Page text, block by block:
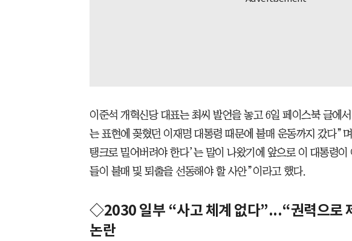
이준석 개혁신당 대표는 최씨 발언을 놓고 6일 페이스북 글에
는 표현에 꽂혔던 이재명 대통령 때문에 불매 운동까지 갔다”
탱크로 밀어버려야 한다’는 말이 나왔기에 앞으로 이 대통령이
들이 불매 및 퇴출을 선동해야 할 사안”이라고 했다.
◇2030 일부 “사고 체계 없다”...“권력으로
논란